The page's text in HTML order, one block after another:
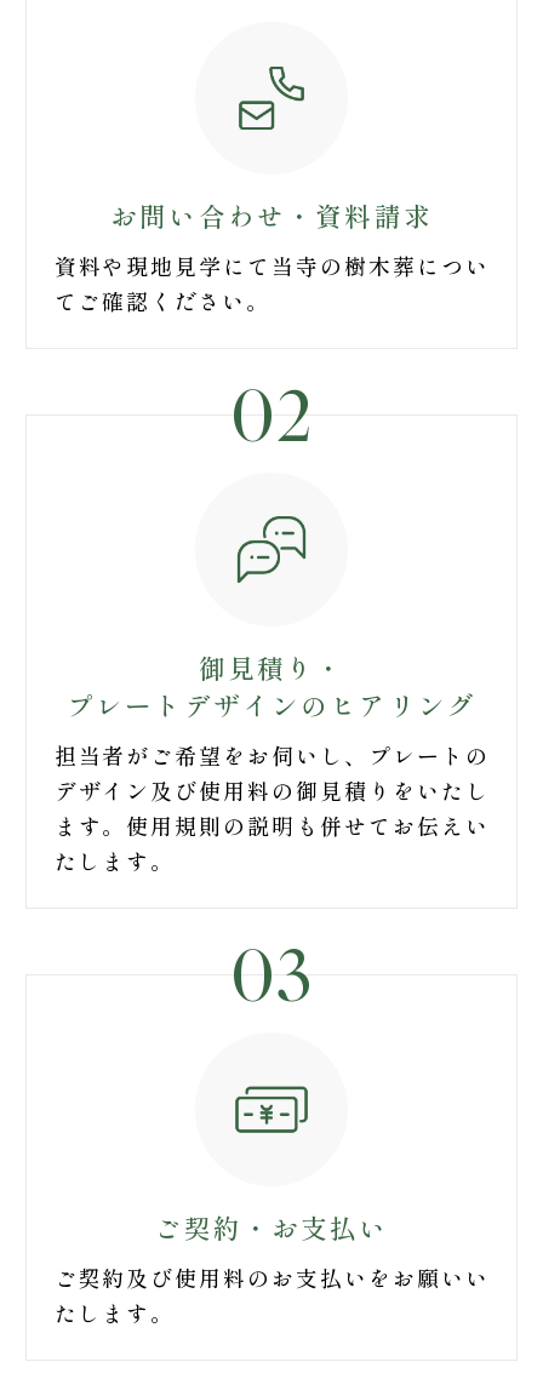
お問い合わせ・ 資料請求
資料や現地見学にて当寺の樹木葬につい
てご確認ください。
02
御見積り・
プレートデザインのヒアリング
担当者がご希望をお伺いし、プレートの
デザイン及び使用料の御見積りをいたし
ます。使用規則の説明も併せてお伝えい
たします。
03
ご契約・お支払い
ご契約及び使用料のお支払いをお願いい
たします。